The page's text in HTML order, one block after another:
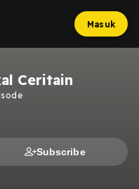
Masuk
Ceritain
Subscribe